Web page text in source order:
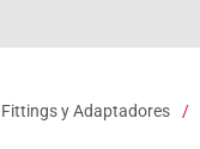
Fittings y Adaptadores /